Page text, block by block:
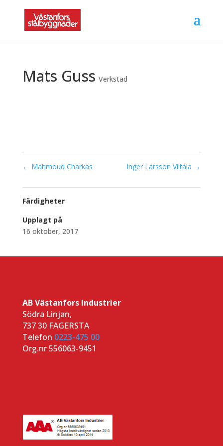
Mats Guss Verkstad
← Mahmoud Charkas Inger Larsson Viitala →
Färdigheter
Upplagt på
16 oktober, 2017
AB Västanfors Industrier
Södra Linjan,
737 30 FAGERSTA
Telefon 0223-475 00
Org.nr 556063-9451